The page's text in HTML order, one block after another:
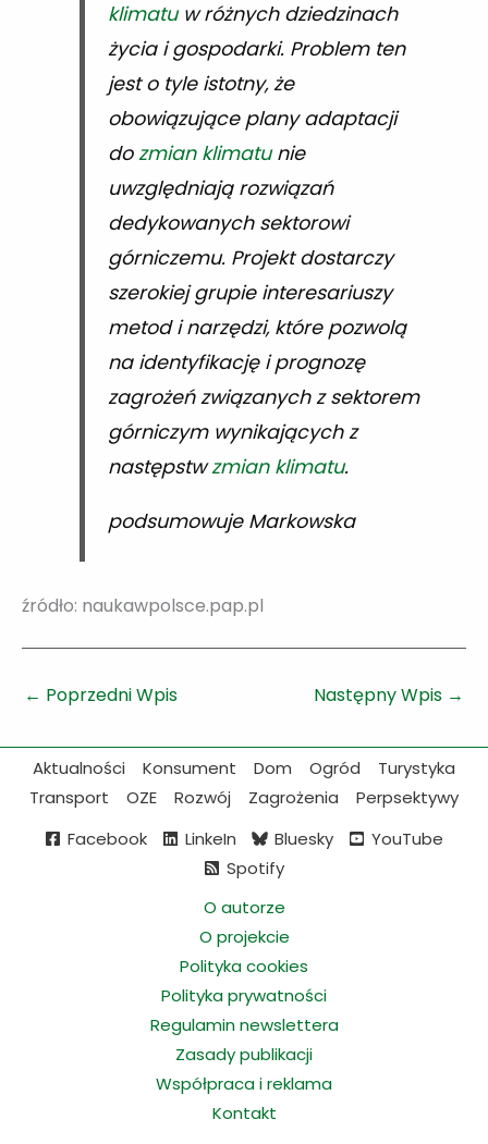
klimatuw różnych dziedzinach
życia i gospodarki. Problem ten
jest o tyle istotny, że
obowiązujące plany adaptacji
dozmian klimatunie
uwzględniają rozwiązań
dedykowanych sektorowi
górniczemu. Projekt dostarczy
szerokiej grupie interesariuszy
metod i narzędzi, które pozwolą
na identyfikację i prognozę
zagrożeń związanych z sektorem
górniczym wynikających z
następstwzmian klimatu.
podsumowuje Markowska
źródło: naukawpolsce.pap.pl
← Poprzedni Wpis Następny Wpis →
Aktualności Konsument Dom Ogród
Turystyka
Transport
OZE Rozwój Zagrożenia
Perpsektywy
Facebook
LinkeIn Bluesky
YouTube
Spotify
O autorze
O projekcie
Polityka cookies
Polityka prywatności
Regulamin newslettera
Zasady publikacji
Współpraca i reklama
Kontakt